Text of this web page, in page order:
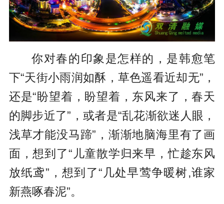
你对春的印象是怎样的，是韩愈笔
下“天街小雨润如酥，草色遥看近却无”，
还是“盼望着，盼望着，东风来了，春天
的脚步近了”，或者是“乱花渐欲迷人眼，
浅草才能没马蹄”，渐渐地脑海里有了画
面，想到了“儿童散学归来早，忙趁东风
放纸鸢”，想到了“几处早莺争暖树,谁家
新燕啄春泥”。